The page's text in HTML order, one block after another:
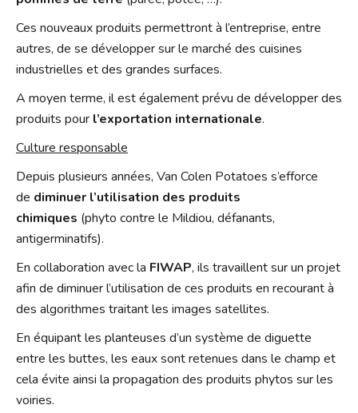
Ces nouveaux produits permettront à l’entreprise, entre
autres, de se développer sur le marché des cuisines
industrielles et des grandes surfaces.
A moyen terme, il est également prévu de développer des
produits pour l’exportation internationale.
Culture responsable
Depuis plusieurs années, Van Colen Potatoes s’efforce
de diminuer l’utilisation des produits
chimiques (phyto contre le Mildiou, défanants,
antigerminatifs).
En collaboration avec la FIWAP, ils travaillent sur un projet
afin de diminuer l’utilisation de ces produits en recourant à
des algorithmes traitant les images satellites.
En équipant les planteuses d’un système de diguette
entre les buttes, les eaux sont retenues dans le champ et
cela évite ainsi la propagation des produits phytos sur les
voiries.